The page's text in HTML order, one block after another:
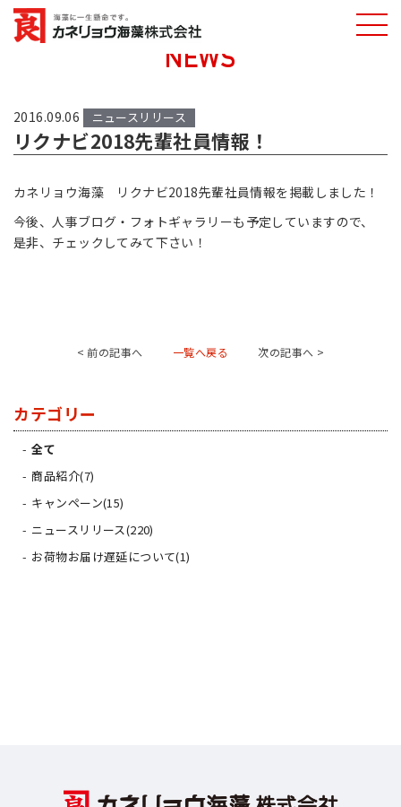
カネリョウ海藻
株式会社
NEWS
2016.09.06 ニュースリリース
リクナビ2018先輩社員情報！
カネリョウ海藻 リクナビ2018先輩社員情報を掲載しました！
今後、人事ブログ・フォトギャラリーも予定していますので、
是非、チェックしてみて下さい！
< 前の記事へ 一覧へ戻る 次の記事へ >
カテゴリー
全て
商品紹介(7)
キャンペーン(15)
ニュースリリース(220)
お荷物お届け遅延について(1)